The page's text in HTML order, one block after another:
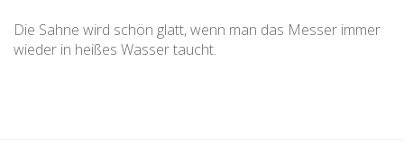
Die Sahne wird schön glatt, wenn man das Messer immer
wieder in heißes Wasser taucht.